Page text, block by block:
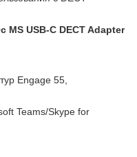
MS USB-C DECT Adapter
Engage 55,
Teams/Skype for